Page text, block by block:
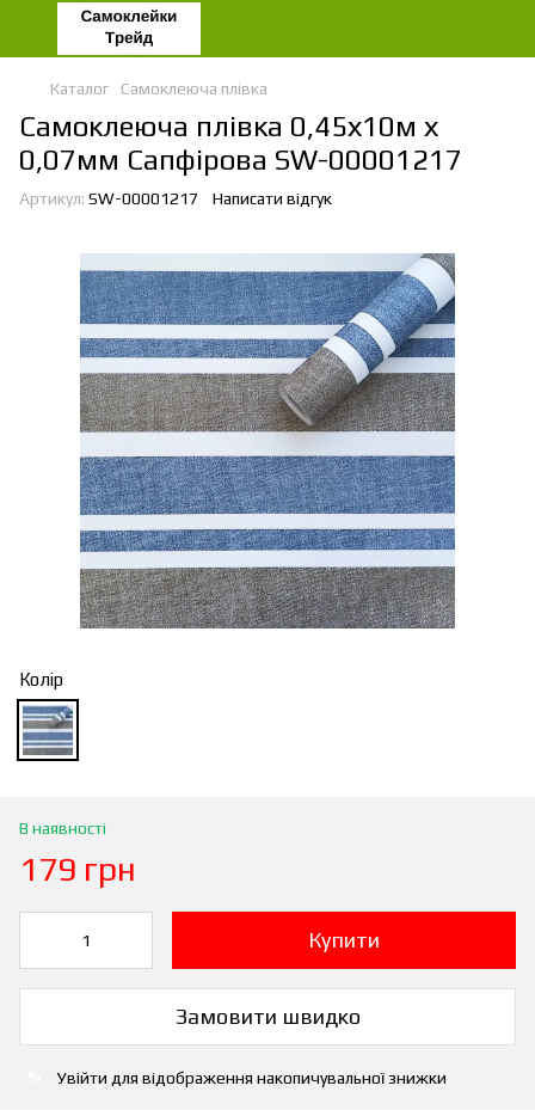
Каталог Самоклеюча плівка
Самоклеюча плівка 0,45х10м х
0,07мм Сапфірова SW-00001217
Артикул: SW-00001217 Написати відгук
Колір
В наявності
179 грн
Купити
Замовити швидко
Увійти для відображення накопичувальної знижки